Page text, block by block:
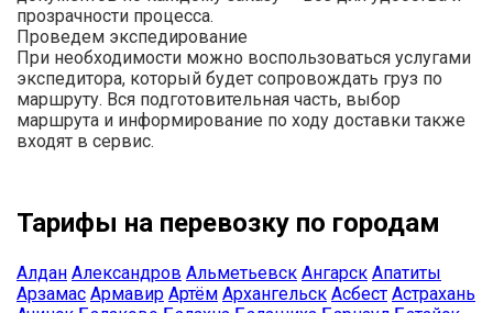
прозрачности процесса.
Проведем экспедирование
При необходимости можно воспользоваться услугами
экспедитора, который будет сопровождать груз по
маршруту. Вся подготовительная часть, выбор
маршрута и информирование по ходу доставки также
входят в сервис.
Тарифы на перевозку по городам
Алдан Александров Альметьевск Ангарск Апатиты
Арзамас Армавир Артём Архангельск Асбест Астрахань